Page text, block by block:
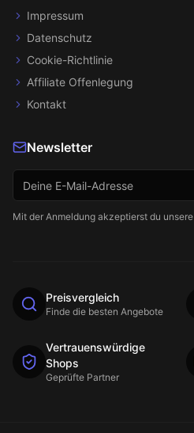
Impressum
Datenschutz
Cookie-Richtlinie
Affiliate Offenlegung
Kontakt
Newsletter
Mit der Anmeldung akzeptierst du unsere
Preisvergleich
Finde die besten Angebote
Vertrauenswürdige
Shops
Geprüfte Partner